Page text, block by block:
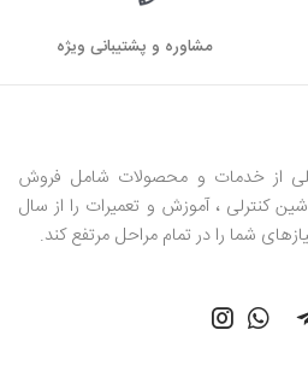
مشاوره و پشتیبانی ویژه
از خدمات و محصولات شامل فروش
کنترلی ، آموزش و تعمیرات را از سال